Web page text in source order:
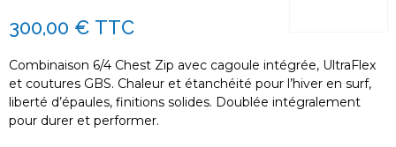
300,00 € TTC
Combinaison 6/4 Chest Zip avec cagoule intégrée, UltraFlex
et coutures GBS. Chaleur et étanchéité pour l’hiver en surf,
liberté d’épaules, finitions solides. Doublée intégralement
pour durer et performer.